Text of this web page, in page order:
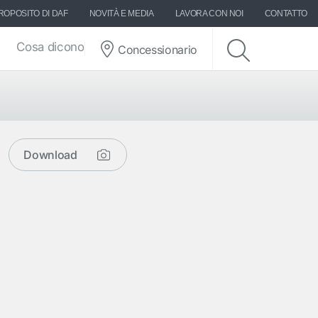
DI DAF NOVITÀ E MEDIA LAVORA CON NOI CONTATTO
Cosa dicono di DAFConcessionario
Download